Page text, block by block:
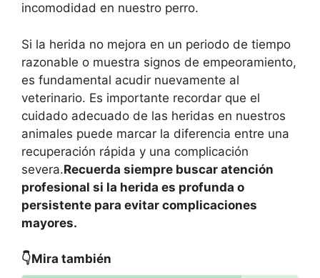
incomodidad en nuestro perro.
Si la herida no mejora en un periodo de tiempo
razonable o muestra signos de empeoramiento,
es fundamental acudir nuevamente al
veterinario. Es importante recordar que el
cuidado adecuado de las heridas en nuestros
animales puede marcar la diferencia entre una
recuperación rápida y una complicación
severa.Recuerda siempre buscar atención
profesional si la herida es profunda o
persistente para evitar complicaciones
mayores.
👇Mira también